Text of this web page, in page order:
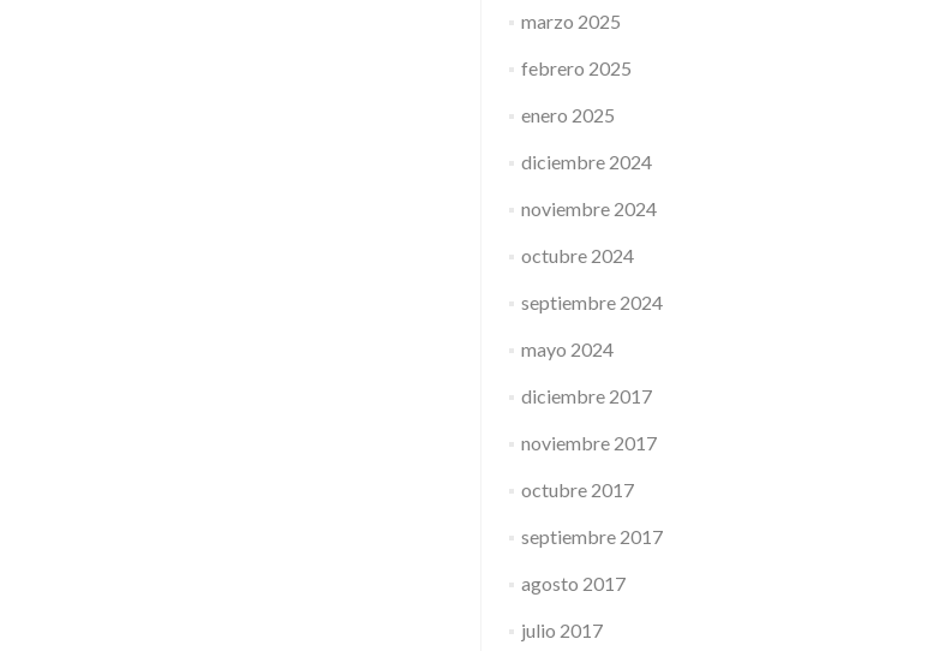
marzo 2025
febrero 2025
enero 2025
diciembre 2024
noviembre 2024
octubre 2024
septiembre 2024
mayo 2024
diciembre 2017
noviembre 2017
octubre 2017
septiembre 2017
agosto 2017
julio 2017